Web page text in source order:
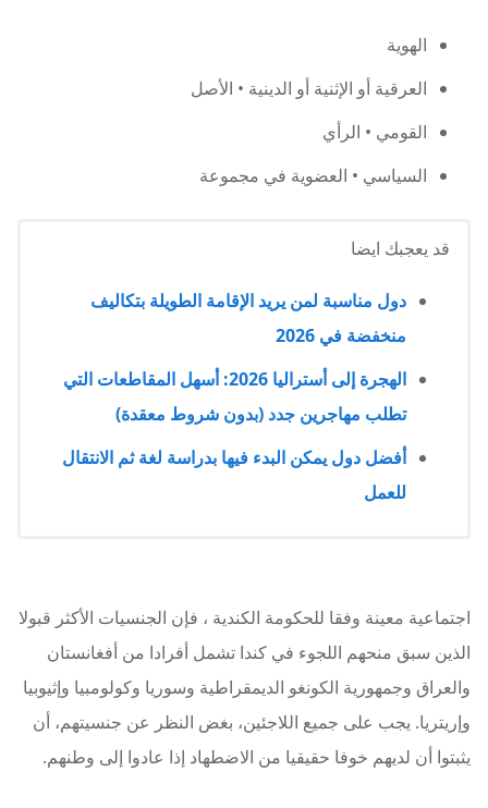
الهوية
العرقية أو الإثنية أو الدينية • الأصل
القومي • الرأي
السياسي • العضوية في مجموعة
قد يعجبك ايضا
دول مناسبة لمن يريد الإقامة الطويلة بتكاليف
منخفضة في 2026
الهجرة إلى أستراليا 2026: أسهل المقاطعات التي
تطلب مهاجرين جدد (بدون شروط معقدة)
أفضل دول يمكن البدء فيها بدراسة لغة ثم الانتقال
للعمل
اجتماعية معينة وفقا للحكومة الكندية ، فإن الجنسيات الأكثر قبولا
الذين سبق منحهم اللجوء في كندا تشمل أفرادا من أفغانستان
والعراق وجمهورية الكونغو الديمقراطية وسوريا وكولومبيا وإثيوبيا
وإريتريا. يجب على جميع اللاجئين، بغض النظر عن جنسيتهم، أن
يثبتوا أن لديهم خوفا حقيقيا من الاضطهاد إذا عادوا إلى وطنهم.